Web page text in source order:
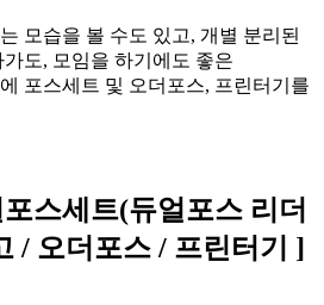
모습을 볼 수도 있고, 개별 분리된
도, 모임을 하기에도 좋은
포스세트 및 오더포스, 프린터기를
스세트(듀얼포스 리더
/ 오더포스 / 프린터기 ]